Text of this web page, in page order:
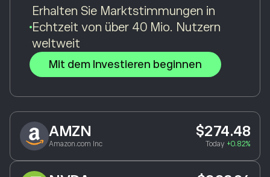
Erhalten Sie Marktstimmungen in
Echtzeit von über 40 Mio. Nutzern
weltweit
Mit dem Investieren beginnen
AMZN
Amazon.com Inc
$274.48
Today +0.82%